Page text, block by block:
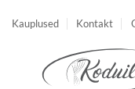
Kauplused Kontakt